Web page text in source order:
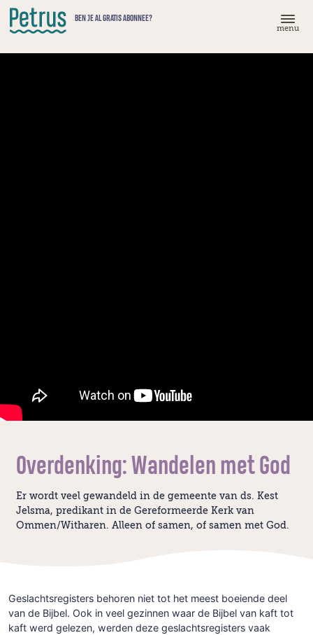
Doorgaan
naar
hoofdinhoud
BEN JE AL GRATIS ABONNEE?
menu
Overdenking: Wandelen met God
Er wordt veel gewandeld in de gemeente van ds. Kest
Jelsma, predikant in de Gereformeerde Kerk van
Ommen/Witharen. Alleen of samen, of samen met God.
Geslachtsregisters behoren niet tot het meest boeiende deel
van de Bijbel. Ook in veel gezinnen waar de Bijbel van kaft tot
kaft werd gelezen, werden deze geslachtsregisters vaak